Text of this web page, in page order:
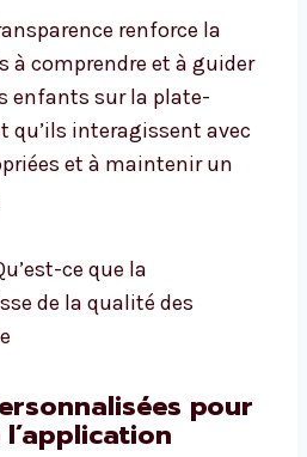
renforce la
à comprendre et à guider
enfants sur la plate-
qu’ils interagissent avec
et à maintenir un
ce que la
de la qualité des
pour